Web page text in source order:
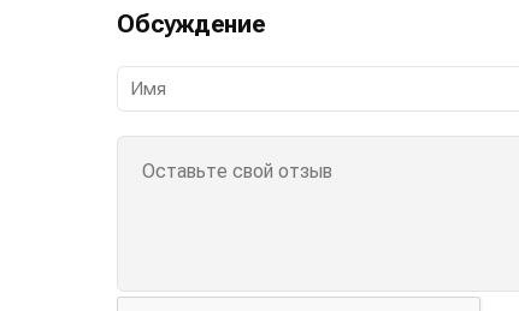
Обсуждение